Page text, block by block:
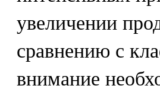
увеличении
сравнению с
внимание